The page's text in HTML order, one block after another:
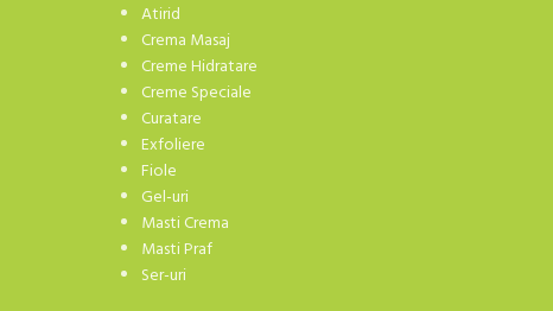
Atirid
Crema Masaj
Creme Hidratare
Creme Speciale
Curatare
Exfoliere
Fiole
Gel-uri
Masti Crema
Masti Praf
Ser-uri